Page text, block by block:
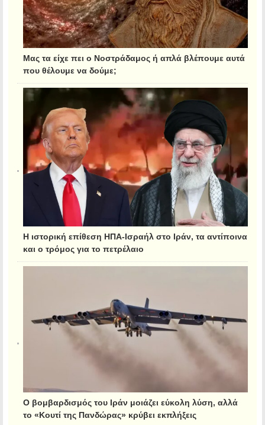
Μας τα είχε πει ο Νοστράδαμος ή απλά βλέπουμε αυτά
που θέλουμε να δούμε;
Η ιστορική επίθεση ΗΠΑ-Ισραήλ στο Ιράν, τα αντίποινα
και ο τρόμος για το πετρέλαιο
Ο βομβαρδισμός του Ιράν μοιάζει εύκολη λύση, αλλά
το «Κουτί της Πανδώρας» κρύβει εκπλήξεις